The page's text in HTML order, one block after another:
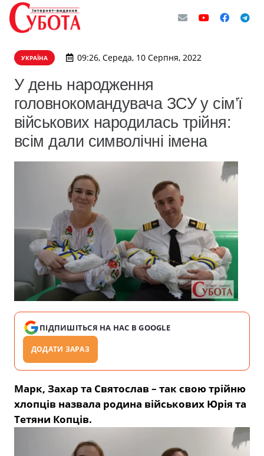
УКРАЇНА 09:26, Середа, 10 Серпня, 2022
У день народження
головнокомандувача ЗСУ у сім’ї
військових народилась трійня:
всім дали символічні імена
ПІДПИШІТЬСЯ НА НАС В GOOGLE
ДОДАТИ ЗАРАЗ
Марк, Захар та Святослав – так свою трійню
хлопців назвала родина військових Юрія та
Тетяни Копців.